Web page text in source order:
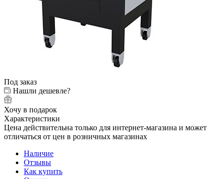
Под заказ
Нашли дешевле?
Хочу в подарок
Характеристики
Цена действительна только для интернет-магазина и может
отличаться от цен в розничных магазинах
Наличие
Отзывы
Как купить